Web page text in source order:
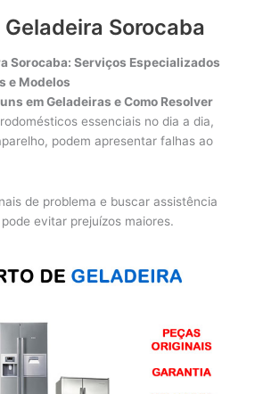
Sorocaba
Sorocaba: Serviços Especializados
e Modelos
em Geladeiras e Como Resolver
essenciais no dia a dia,
podem apresentar falhas ao
de problema e buscar assistência
evitar prejuízos maiores.